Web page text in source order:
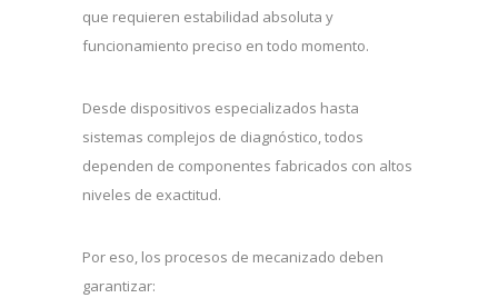
que requieren estabilidad absoluta y
funcionamiento preciso en todo momento.
Desde dispositivos especializados hasta
sistemas complejos de diagnóstico, todos
dependen de componentes fabricados con altos
niveles de exactitud.
Por eso, los procesos de mecanizado deben
garantizar: